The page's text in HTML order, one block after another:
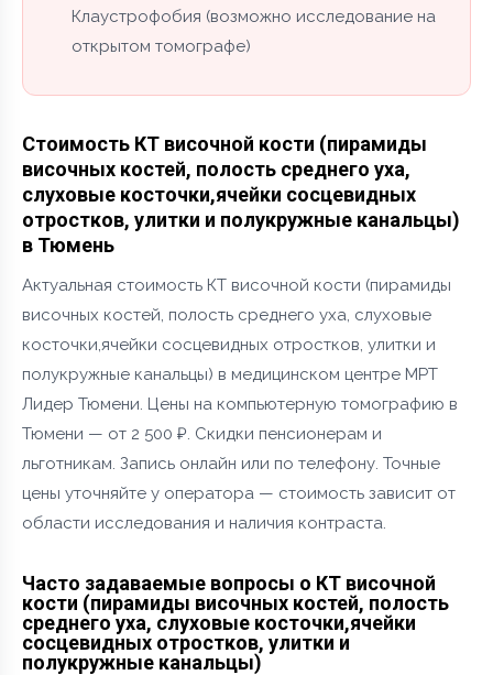
Клаустрофобия (возможно исследование на
открытом томографе)
Стоимость КТ височной кости (пирамиды
височных костей, полость среднего уха,
слуховые косточки,ячейки сосцевидных
отростков, улитки и полукружные канальцы)
в Тюмень
Актуальная стоимость КТ височной кости (пирамиды
височных костей, полость среднего уха, слуховые
косточки,ячейки сосцевидных отростков, улитки и
полукружные канальцы) в медицинском центре МРТ
Лидер Тюмени. Цены на компьютерную томографию в
Тюмени — от 2 500 ₽. Скидки пенсионерам и
льготникам. Запись онлайн или по телефону. Точные
цены уточняйте у оператора — стоимость зависит от
области исследования и наличия контраста.
Часто задаваемые вопросы о КТ височной
кости (пирамиды височных костей, полость
среднего уха, слуховые косточки,ячейки
сосцевидных отростков, улитки и
полукружные канальцы)